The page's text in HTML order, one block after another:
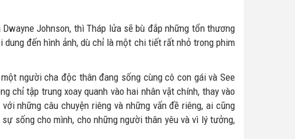
Dwayne Johnson, thì Tháp lửa sẽ bù đắp những tổn thương
đến hình ảnh, dù chỉ là một chi tiết rất nhỏ trong phim
người cha độc thân đang sống cùng cô con gái và See
chỉ tập trung xoay quanh vào hai nhân vật chính, thay vào
những câu chuyện riêng và những vấn đề riêng, ai cũng
sống cho mình, cho những người thân yêu và vì lý tưởng,